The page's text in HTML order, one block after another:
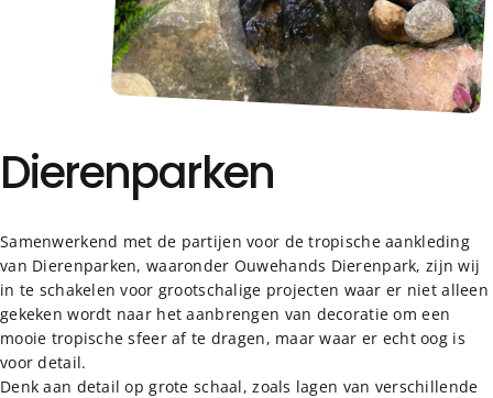
Dierenparken
Samenwerkend met de partijen voor de tropische aankleding
van Dierenparken, waaronder Ouwehands Dierenpark, zijn wij
in te schakelen voor grootschalige projecten waar er niet alleen
gekeken wordt naar het aanbrengen van decoratie om een
mooie tropische sfeer af te dragen, maar waar er echt oog is
voor detail.
Denk aan detail op grote schaal, zoals lagen van verschillende